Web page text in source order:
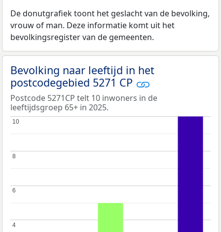
De donutgrafiek toont het geslacht van de bevolking,
vrouw of man. Deze informatie komt uit het
bevolkingsregister van de gemeenten.
Bevolking naar leeftijd in het
postcodegebied 5271 CP
Postcode 5271CP telt 10 inwoners in de
leeftijdsgroep 65+ in 2025.
4
4
6
6
8
8
10
10